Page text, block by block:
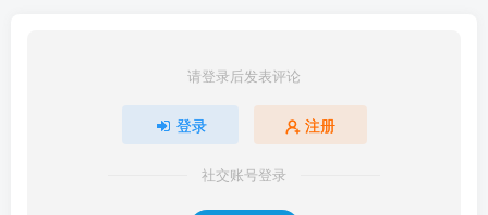
请登录后发表评论
登录 注册
社交账号登录